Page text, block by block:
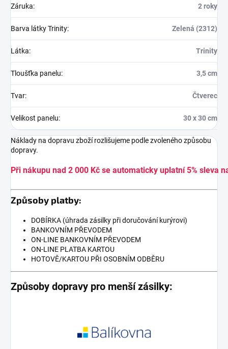
Záruka: 2 roky
Barva látky Trinity: Zelená (2312)
Látka: Trinity
Tloušťka panelu: 3,5 cm
Tvar: Čtverec
Velikost panelu: 30 x 30 cm
Náklady na dopravu zboží rozlišujeme podle zvoleného způsobu
dopravy.
Při nákupu nad 2 000 Kč se automaticky uplatní 5% sleva
Způsoby platby:
DOBÍRKA (úhrada zásilky při doručování kurýrovi)
BANKOVNÍM PŘEVODEM
ON-LINE BANKOVNÍM PŘEVODEM
ON-LINE PLATBA KARTOU
HOTOVĚ/KARTOU PŘI OSOBNÍM ODBĚRU
Způsoby dopravy pro menší zásilky: